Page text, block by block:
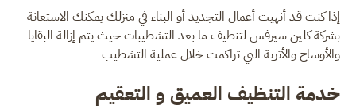
إذا كنت قد أنهيت أعمال التجديد أو البناء في منزلك يمكنك الاستعانة
بشركة كلين سيرفس لتنظيف ما بعد التشطيبات حيث يتم إزالة البقايا
والأوساخ والأتربة التي تراكمت خلال عملية التشطيب
خدمة التنظيف العميق و التعقيم